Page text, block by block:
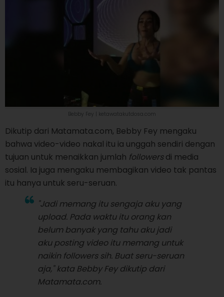
Bebby Fey | ketawatakutdosa.com
Dikutip dari Matamata.com, Bebby Fey mengaku
bahwa video-video nakal itu ia unggah sendiri dengan
tujuan untuk menaikkan jumlah followersdi media
sosial. Ia juga mengaku membagikan video tak pantas
itu hanya untuk seru-seruan.
"Jadi memang itu sengaja aku yang
upload. Pada waktu itu orang kan
belum banyak yang tahu aku jadi
akuposting video itu memang untuk
naikin followerssih. Buat seru-seruan
aja," kata Bebby Fey dikutip dari
Matamata.com.